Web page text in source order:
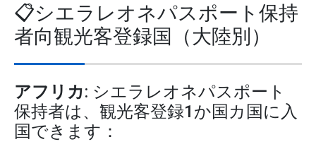
📋シエラレオネパスポート保持
者向観光客登録国（大陸別）
アフリカ: シエラレオネパスポート
保持者は、観光客登録1か国カ国に入
国できます：